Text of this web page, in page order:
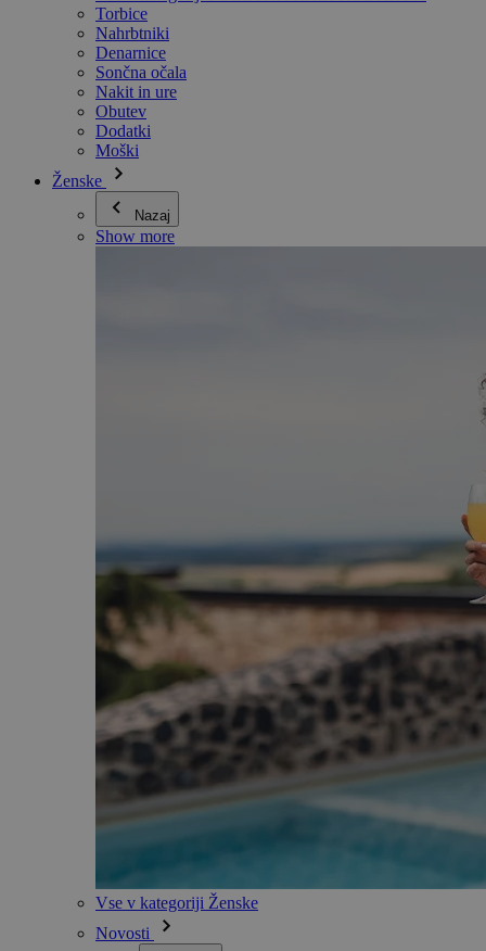
Torbice
Nahrbtniki
Denarnice
Sončna očala
Nakit in ure
Obutev
Dodatki
Moški
Ženske
Nazaj
Show more
Vse v kategoriji Ženske
Novosti